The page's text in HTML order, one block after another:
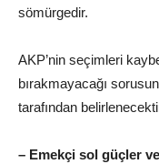
sömürgedir.
AKP’nin seçimleri
bırakmayacağı
tarafından
– Emekçi sol güçler